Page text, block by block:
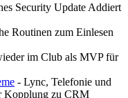
Security Update Addiert
Routinen zum Einlesen
im Club als MVP für
- Lync, Telefonie und
Kopplung zu CRM